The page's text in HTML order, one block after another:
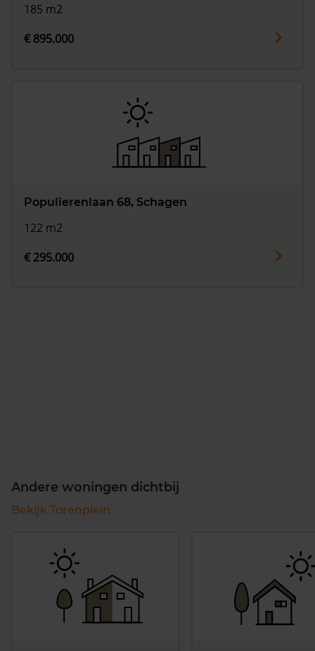
185 m2
€ 895.000
Populierenlaan 68, Schagen
122 m2
€ 295.000
Andere woningen dichtbij
Bekijk Torenplein